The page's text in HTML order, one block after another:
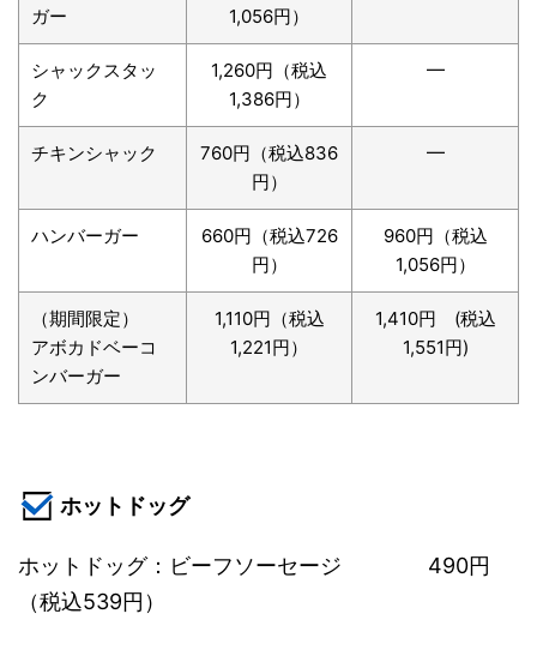
ガー
1,056円）
シャックスタッ
ク
1,260円（税込
1,386円）
━
チキンシャック
760円（税込836
円）
━
ハンバーガー
660円（税込726
円）
960円（税込
1,056円）
（期間限定）
アボカドベーコ
ンバーガー
1,110円（税込
1,221円）
1,410円 (税込
1,551円)
ホットドッグ
ホットドッグ：ビーフソーセージ 490円
（税込539円）